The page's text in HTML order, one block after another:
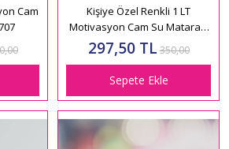
Cam
Kişiye Özel Renkli 1 LT
Motivasyon Cam Su Matarası
HK2706
297,50 TL 350,00
Sepete Ekle